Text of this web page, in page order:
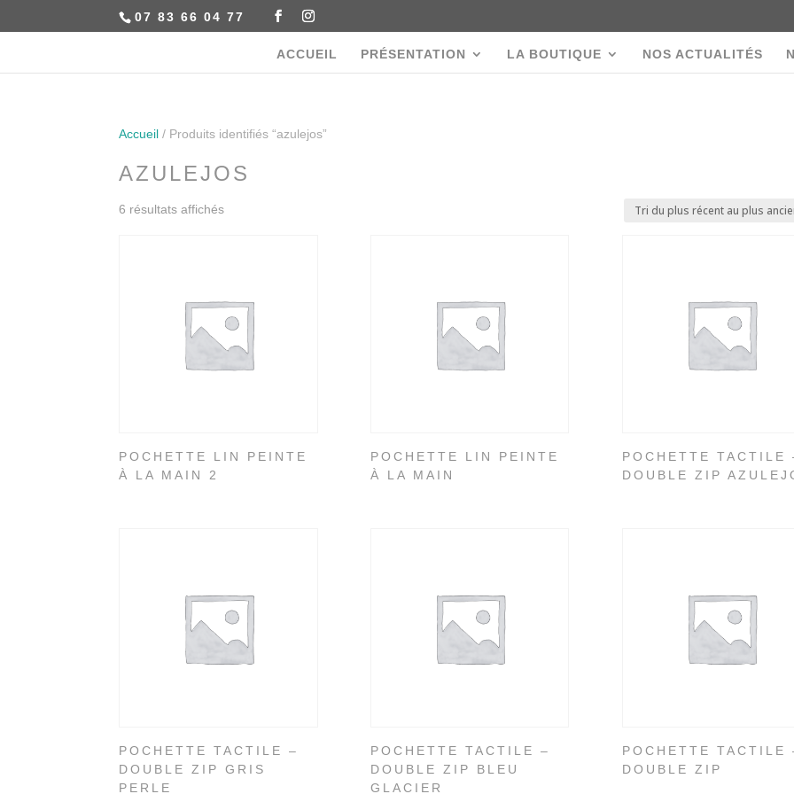
07 83 66 04 77
ACCUEIL PRÉSENTATION LA BOUTIQUE NOS ACTUALITÉS
Accueil / Produits identifiés “azulejos”
AZULEJOS
6 résultats affichés
POCHETTE LIN PEINTE
À LA MAIN 2
POCHETTE LIN PEINTE
À LA MAIN
POCHETTE TACTILE
DOUBLE ZIP
POCHETTE TACTILE –
DOUBLE ZIP GRIS
PERLE
POCHETTE TACTILE –
DOUBLE ZIP BLEU
GLACIER
POCHETTE TACTILE
DOUBLE ZIP